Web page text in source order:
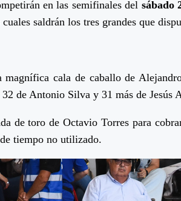
en las semifinales del sábado
saldrán los tres grandes que
cala de caballo de
de Antonio Silva y 31 más de Jesús
de toro de Octavio Torres para
tiempo no utilizado.